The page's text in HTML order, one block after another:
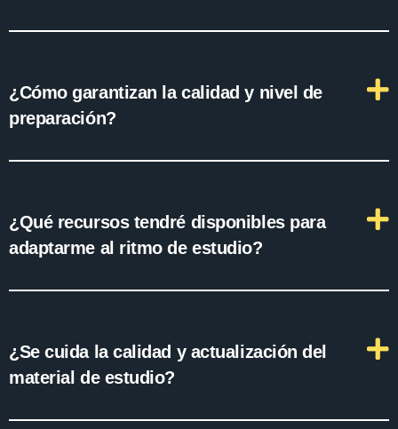
¿Cómo garantizan la calidad y nivel de
preparación?
¿Qué recursos tendré disponibles para
adaptarme al ritmo de estudio?
¿Se cuida la calidad y actualización del
material de estudio?